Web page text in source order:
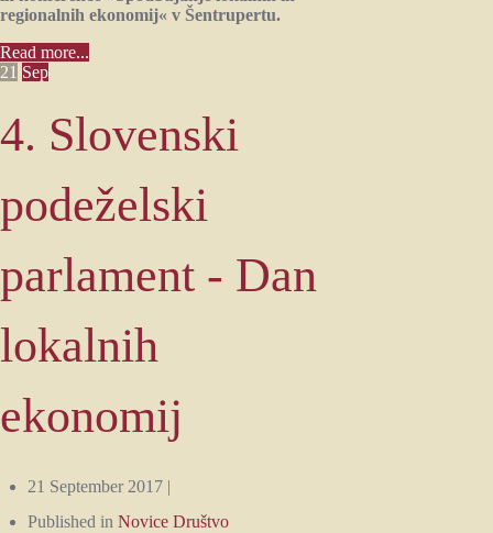
regionalnih ekonomij« v Šentrupertu.
Read more...
21 Sep
4. Slovenski
podeželski
parlament - Dan
lokalnih
ekonomij
21 September 2017 |
Published in Novice Društvo